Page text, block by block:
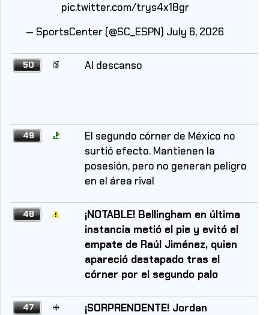
pic.twitter.com/trys4x18gr
— SportsCenter (@SC_ESPN) July 6, 2026
50 Al descanso
49
El segundo córner de México no
surtió efecto. Mantienen la
posesión, pero no generan peligro
en el área rival
48
¡NOTABLE! Bellingham en última
instancia metió el pie y evitó el
empate de Raúl Jiménez, quien
apareció destapado tras el
córner por el segundo palo
47
¡SORPRENDENTE! Jordan